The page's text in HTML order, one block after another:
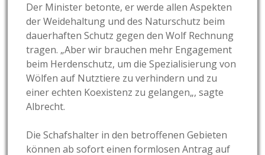
Der Minister betonte, er werde allen Aspekten
der Weidehaltung und des Naturschutz beim
dauerhaften Schutz gegen den Wolf Rechnung
tragen. „Aber wir brauchen mehr Engagement
beim Herdenschutz, um die Spezialisierung von
Wölfen auf Nutztiere zu verhindern und zu
einer echten Koexistenz zu gelangen„, sagte
Albrecht.
Die Schafshalter in den betroffenen Gebieten
können ab sofort einen formlosen Antrag auf